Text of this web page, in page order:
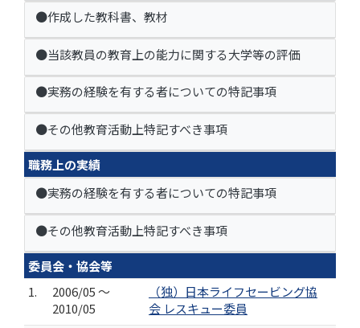
●作成した教科書、教材
●当該教員の教育上の能力に関する大学等の評価
●実務の経験を有する者についての特記事項
●その他教育活動上特記すべき事項
職務上の実績
●実務の経験を有する者についての特記事項
●その他教育活動上特記すべき事項
委員会・協会等
1.
2006/05 ～
2010/05
（独）日本ライフセービング協
会 レスキュー委員